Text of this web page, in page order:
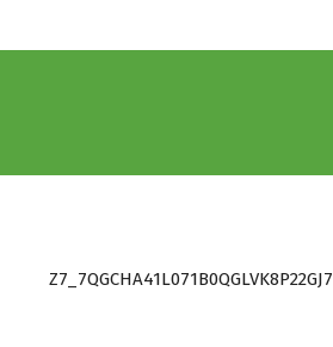
Z7_7QGCHA41L071B0QGLVK8P22GJ7